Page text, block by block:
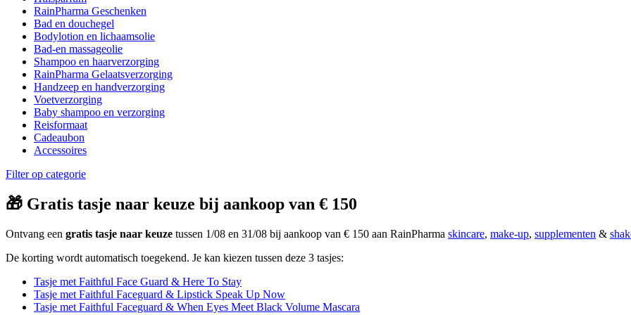
RainPharma Geschenken
Bad en douchegel
Bodylotion en lichaamsolie
Bad-en massageolie
Shampoo en haarverzorging
RainPharma Gelaatsverzorging
Handzeep en handverzorging
Voetverzorging
Baby shampoo en verzorging
Reisformaat
Cadeaubon
Accessoires
Filter op categorie
🎁 Gratis tasje naar keuze bij aankoop van € 150
Ontvang een gratis tasje naar keuze tussen 1/08 en 31/08 bij aankoop van € 150 aan RainPharma skincare, make-up, supplementen &
De korting wordt automatisch toegekend. Je kan kiezen tussen deze 3 tasjes:
Tasje met Faithful Face Guard & Here To Stay
Tasje met Faithful Faceguard & Lipstick Speak Up Now
Tasje met Faithful Faceguard & When Eyes Meet Black Volume Mascara